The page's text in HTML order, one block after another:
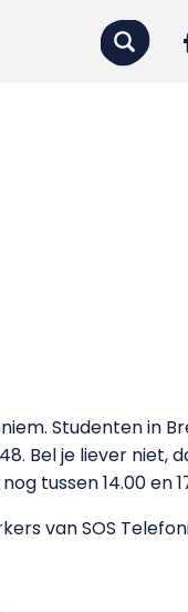
Studenten in
Bel je liever niet,
tussen 14.00 en
van SOS